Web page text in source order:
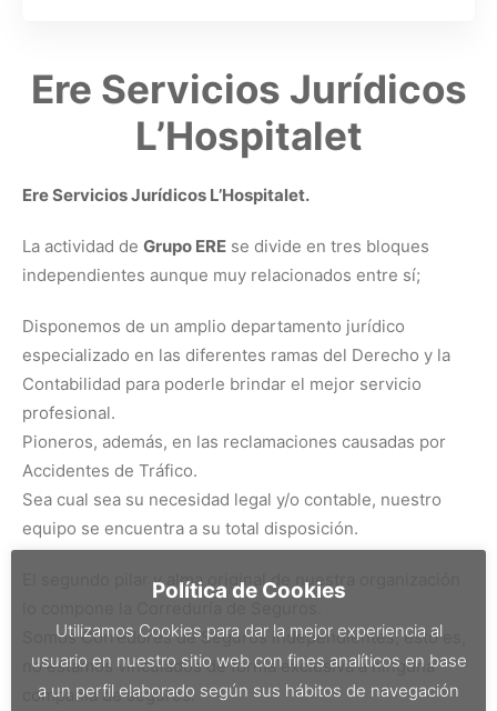
Ere Servicios Jurídicos
L’Hospitalet
Ere Servicios Jurídicos L’Hospitalet.
La actividad de Grupo ERE se divide en tres bloques
independientes aunque muy relacionados entre sí;
Disponemos de un amplio departamento jurídico
especializado en las diferentes ramas del Derecho y la
Contabilidad para poderle brindar el mejor servicio
profesional.
Pioneros, además, en las reclamaciones causadas por
Accidentes de Tráfico.
Sea cual sea su necesidad legal y/o contable, nuestro
equipo se encuentra a su total disposición.
El segundo pilar y alma original de nuestra organización
Somos Corredores de Seguros independientes, esto es,
no estamos vinculados de forma exclusiva a ninguna
compañía de seguros.
Política de Cookies
Utilizamos Cookies para dar la mejor experiencia al
usuario en nuestro sitio web con fines analíticos en base
a un perfil elaborado según sus hábitos de navegación